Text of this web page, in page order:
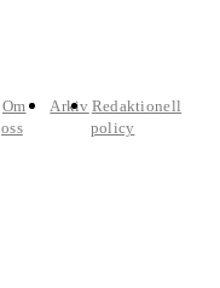
Om
oss
Arkiv Redaktionell
policy